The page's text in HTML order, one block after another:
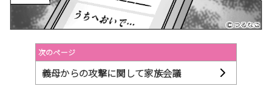
次のページ
義母からの攻撃に関して家族会議